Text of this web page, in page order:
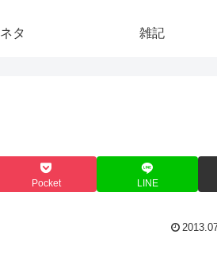
ネタ 雑記
Pocket LINE